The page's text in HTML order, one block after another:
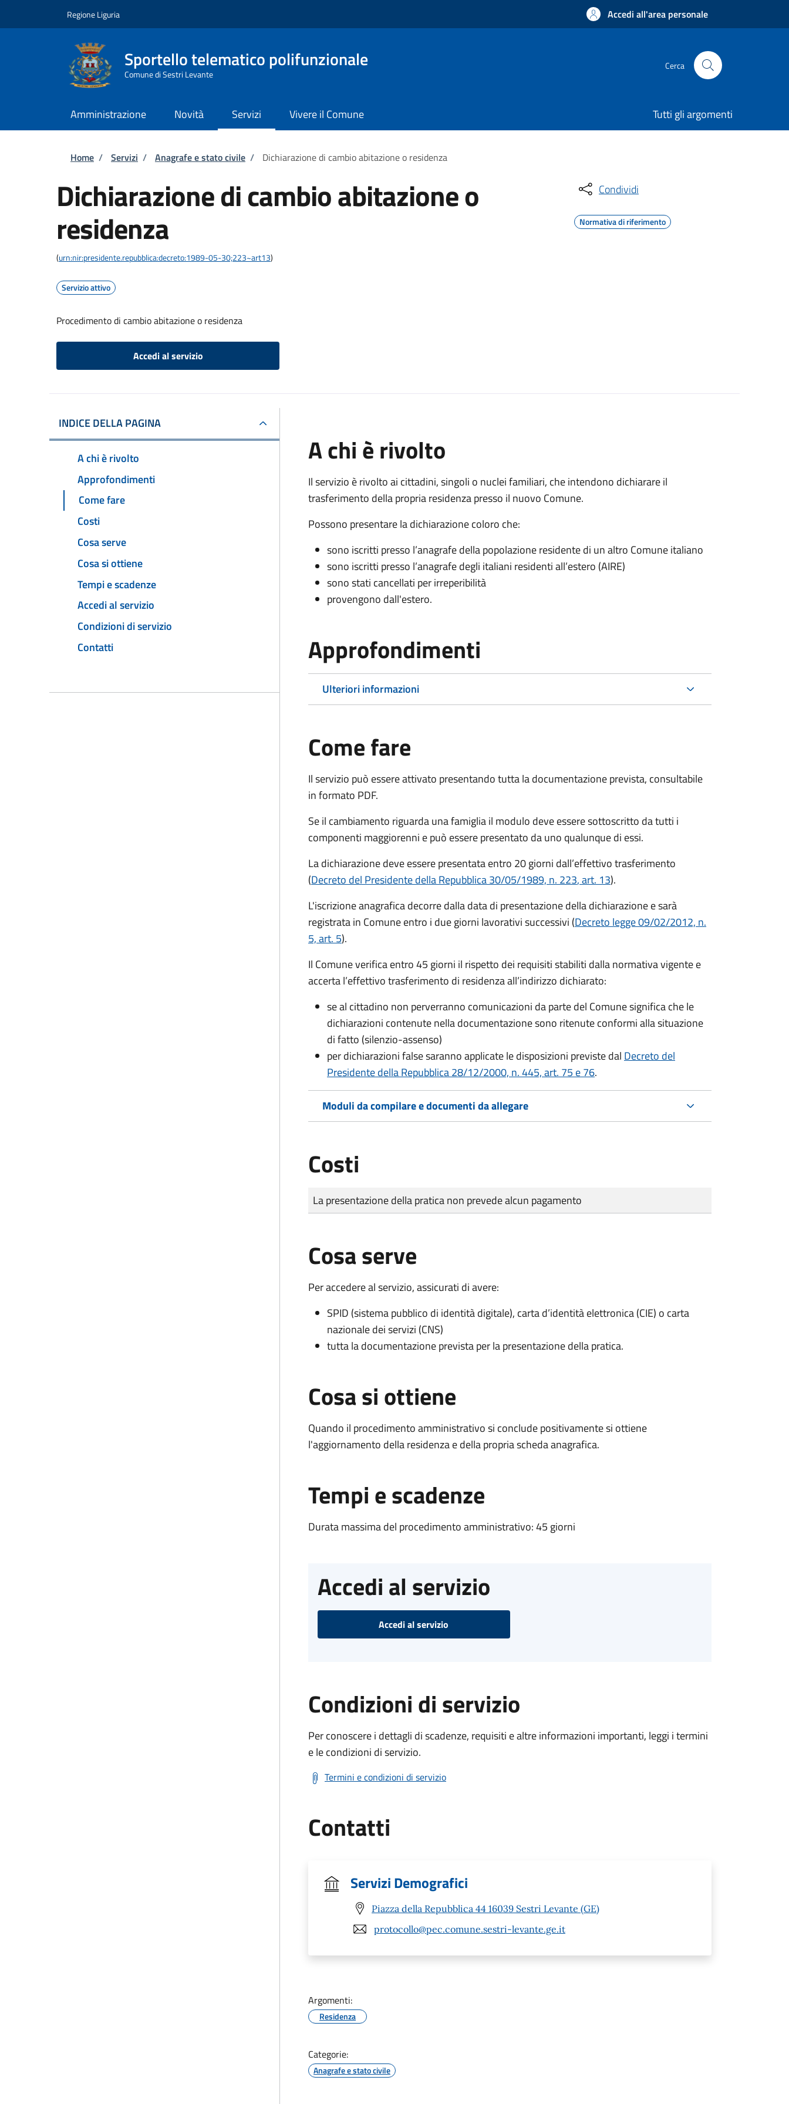
Regione Liguria Accedi all'area personale
Sportello telematico polifunzionale
Comune di Sestri Levante
Cerca
Amministrazione Novità Servizi Vivere il Comune Tutti gli argomenti
Briciole di pane
Home / Servizi / Anagrafe e stato civile / Dichiarazione di cambio abitazione o residenza
Dichiarazione di cambio abitazione o
residenza
(urn:nir:presidente.repubblica:decreto:1989-05-30;223~art13)
Servizio attivo
Procedimento di cambio abitazione o residenza
Accedi al servizio
Condividi
Normativa di riferimento
INDICE DELLA PAGINA
A chi è rivolto
Approfondimenti
Come fare
Costi
Cosa serve
Cosa si ottiene
Tempi e scadenze
Accedi al servizio
Condizioni di servizio
Contatti
A chi è rivolto
Il servizio è rivolto ai cittadini, singoli o nuclei familiari, che intendono dichiarare il
trasferimento della propria residenza presso il nuovo Comune.
Possono presentare la dichiarazione coloro che:
sono iscritti presso l’anagrafe della popolazione residente di un altro Comune italiano
sono iscritti presso l’anagrafe degli italiani residenti all’estero (AIRE)
sono stati cancellati per irreperibilità
provengono dall'estero.
Approfondimenti
Ulteriori informazioni
Come fare
Il servizio può essere attivato presentando tutta la documentazione prevista, consultabile
in formato PDF.
Se il cambiamento riguarda una famiglia il modulo deve essere sottoscritto da tutti i
componenti maggiorenni e può essere presentato da uno qualunque di essi.
La dichiarazione deve essere presentata entro 20 giorni dall’effettivo trasferimento
(Decreto del Presidente della Repubblica 30/05/1989, n. 223, art. 13).
L'iscrizione anagrafica decorre dalla data di presentazione della dichiarazione e sarà
registrata in Comune entro i due giorni lavorativisuccessivi (Decreto legge 09/02/2012, n.
5, art. 5).
Il Comune verifica entro45 giorni il rispetto dei requisiti stabiliti dalla normativa vigente e
accerta l’effettivo trasferimento di residenza all’indirizzo dichiarato:
se al cittadino non perverranno comunicazioni da parte del Comune significa che le
dichiarazioni contenute nella documentazione sono ritenute conformi alla situazione
di fatto (silenzio-assenso)
per dichiarazioni false saranno applicate le disposizioni previste dal Decreto del
Presidente della Repubblica 28/12/2000, n. 445, art. 75 e 76.
Moduli da compilare e documenti da allegare
Costi
Tipo di pagamento
Importo
La presentazione della pratica non prevede alcun pagamento
Cosa serve
Per accedere al servizio, assicurati di avere:
SPID (sistema pubblico di identità digitale), carta d’identità elettronica (CIE) o carta
nazionale dei servizi (CNS)
tutta la documentazione prevista per la presentazione della pratica.
Cosa si ottiene
Quando il procedimento amministrativo si conclude positivamente si ottiene
l'aggiornamento della residenza e della propria scheda anagrafica.
Tempi e scadenze
Durata massima del procedimento amministrativo: 45 giorni
Accedi al servizio
Accedi al servizio
Condizioni di servizio
Per conoscere i dettagli di scadenze, requisiti e altre informazioni importanti, leggi i termini
e le condizioni di servizio.
Termini e condizioni di servizio
Contatti
Servizi Demografici
Piazza della Repubblica 44 16039 Sestri Levante (GE)
protocollo@pec.comune.sestri-levante.ge.it
Argomenti:
Residenza
Categorie:
Anagrafe e stato civile